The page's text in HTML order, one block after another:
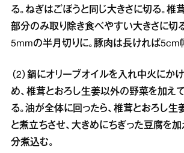
る。ねぎはごぼうと同じ大きさに切る。椎
部分のみ取り除き食べやすい大きさに切
5mmの半月切りに。豚肉は長ければ5cm
（2）鍋にオリーブオイルを入れ中火にか
め、椎茸とおろし生姜以外の野菜を加え
る。油が全体に回ったら、椎茸とおろし生
と煮立ちさせ、大きめにちぎった豆腐を加
分煮込む。